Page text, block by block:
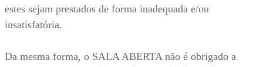
estes sejam prestados de forma inadequada e/ou
insatisfatória.
Da mesma forma, o SALA ABERTA não é obrigado a